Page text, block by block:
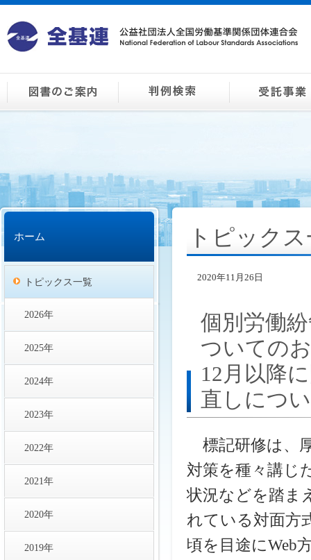
ホーム
トピックス一覧
2026年
2025年
2024年
2023年
2022年
2021年
2020年
2019年
トピック
2020年11月26日
個別労働
ついての
12月以降
直しにつ
標記研修は、
対策を種々講じ
状況などを踏ま
れている対面方
頃を目途にWeb